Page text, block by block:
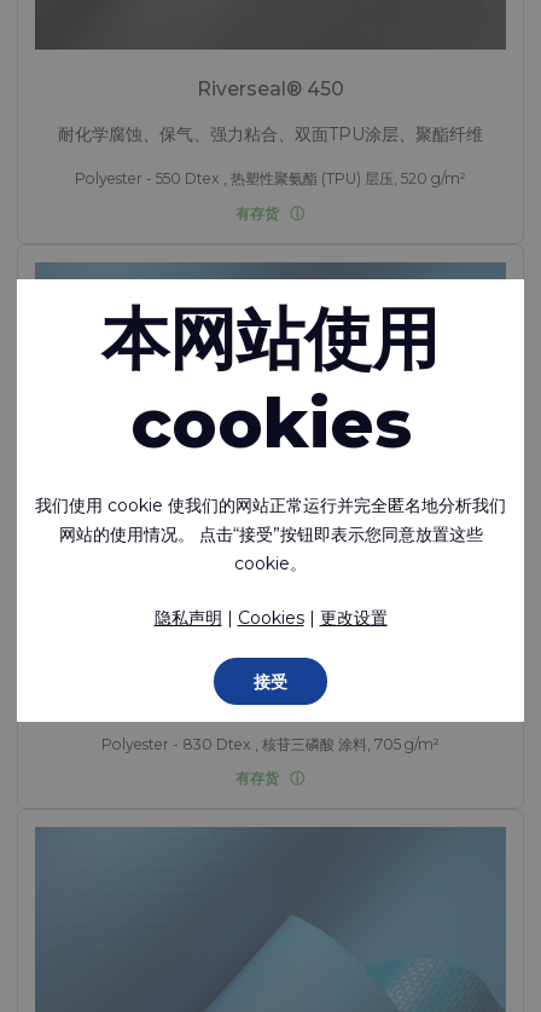
Riverseal® 450
耐化学腐蚀、保气、强力粘合、双面TPU涂层、聚酯纤维
Polyester - 550 Dtex , 热塑性聚氨酯 (TPU) 层压, 520 g/m²
有存货
NTP™ E670 0A
可焊接、柔韧、符合饮用水标准、双面涂层聚酯
Polyester - 830 Dtex , 核苷三磷酸 涂料, 705 g/m²
有存货
本网站使用
cookies
我们使用 cookie 使我们的网站正常运行并完全匿名地分析我们
网站的使用情况。 点击“接受”按钮即表示您同意放置这些
cookie。
隐私声明 | Cookies| 更改设置
接受